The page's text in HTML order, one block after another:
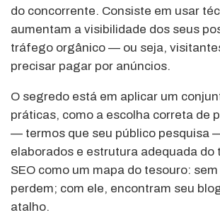
do concorrente. Consiste em usar
aumentam a visibilidade dos seus
tráfego orgânico — ou seja,
precisar pagar por anúncios.
O segredo está em aplicar um
práticas, como a escolha correta de
— termos que seu público pesquisa
elaborados e estrutura adequada do
SEO como um mapa do tesouro:
perdem; com ele, encontram seu
atalho.